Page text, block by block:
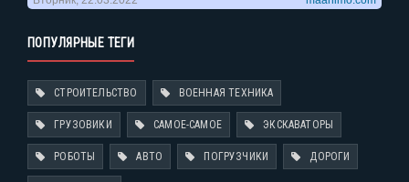
ПОПУЛЯРНЫЕ ТЕГИ
СТРОИТЕЛЬСТВО ВОЕННАЯ ТЕХНИКА
ГРУЗОВИКИ САМОЕ-САМОЕ ЭКСКАВАТОРЫ
РОБОТЫ АВТО ПОГРУЗЧИКИ ДОРОГИ